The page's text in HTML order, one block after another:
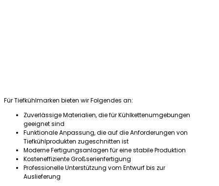
Für Tiefkühlmarken bieten wir Folgendes an:
Zuverlässige Materialien, die für Kühlkettenumgebungen
geeignet sind
Funktionale Anpassung, die auf die Anforderungen von
Tiefkühlprodukten zugeschnitten ist
Moderne Fertigungsanlagen für eine stabile Produktion
Kosteneffiziente Großserienfertigung
Professionelle Unterstützung vom Entwurf bis zur
Auslieferung